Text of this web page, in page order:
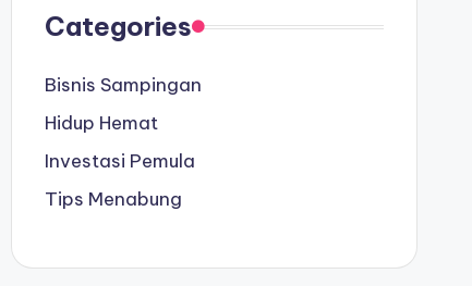
Categories
Bisnis Sampingan
Hidup Hemat
Investasi Pemula
Tips Menabung